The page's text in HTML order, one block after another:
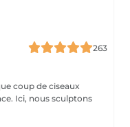
263
coup de ciseaux
Ici, nous sculptons